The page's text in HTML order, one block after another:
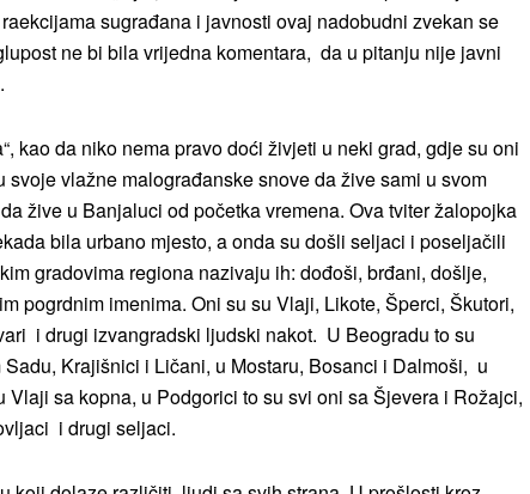
sugrađana i javnosti ovaj nadobudni zvekan se
ne bi bila vrijedna komentara, da u pitanju nije javni
kao da niko nema pravo doći živjeti u neki grad, gdje su oni
vlažne malograđanske snove da žive sami u svom
žive u Banjaluci od početka vremena. Ova tviter žalopojka
bila urbano mjesto, a onda su došli seljaci i poseljačili
gradovima regiona nazivaju ih: dođoši, brđani, došlje,
pogrdnim imenima. Oni su su Vlaji, Likote, Šperci, Škutori,
i drugi izvangradski ljudski nakot. U Beogradu to su
Krajišnici i Ličani, u Mostaru, Bosanci i Dalmoši, u
sa kopna, u Podgorici to su svi oni sa Šjevera i Rožajci,
i drugi seljaci.